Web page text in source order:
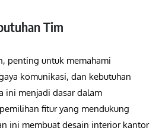
Tim
penting untuk memahami
komunikasi, dan kebutuhan
ini menjadi dasar dalam
fitur yang mendukung
ini membuat desain interior kantor